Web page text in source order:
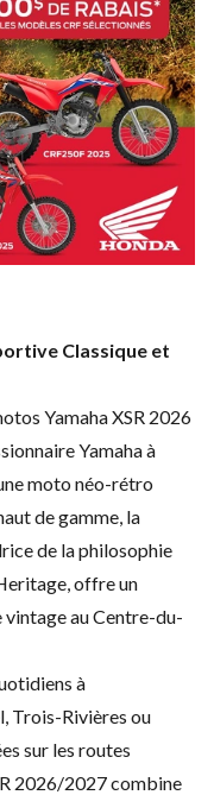
Classique et
Yamaha XSR 2026
Yamaha à
moto néo-rétro
de gamme, la
de la philosophie
offre un
vintage au Centre-du-
à
Trois-Rivières ou
sur les routes
2026/2027 combine